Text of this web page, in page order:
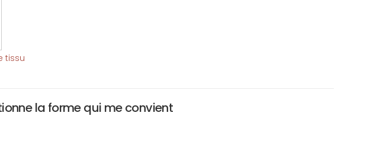
tissu
la forme qui me convient